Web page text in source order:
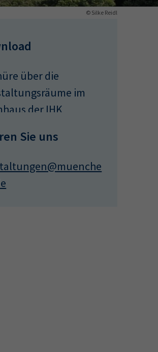
© Silke Reidl
über die
im
der IHK
Sie uns